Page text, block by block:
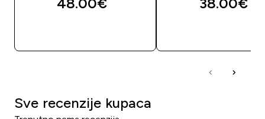
Sve recenzije kupaca